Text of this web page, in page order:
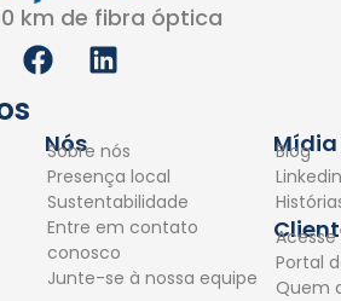
km de fibra óptica
F
a
e
b
o
o
k
L
i
e
d
i
n
Nós
Sobre nós
Presença local
Sustentabilidade
Entre em contato
conosco
Junte-se à nossa equipe
Mídia
Blog
Linkedin
Acesse
Portal
Quem